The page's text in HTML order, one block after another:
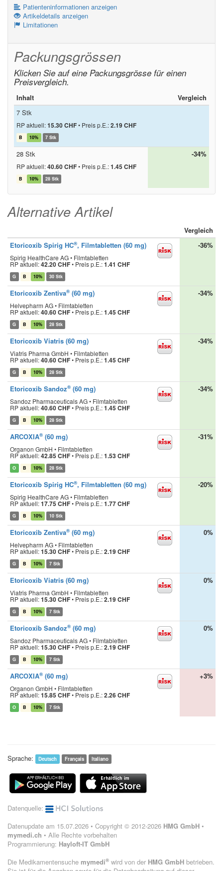
Patienteninformationen anzeigen
Artikeldetails anzeigen
Limitationen
Packungsgrössen
Klicken Sie auf eine Packungsgrösse für einen
Preisvergleich.
Inhalt
Vergleich
7 Stk
RP aktuell:15.30 CHF• Preis p.E.:2.19 CHF
B 10% 7 Stk
28 Stk
RP aktuell:40.60 CHF• Preis p.E.:1.45 CHF
B 10% 28 Stk
-34%
Alternative Artikel
Vergleich
Etoricoxib Spirig HC®, Filmtabletten (60 mg)
Spirig HealthCare AG • Filmtabletten
RP aktuell:42.20 CHF• Preis p.E.:1.41 CHF
G B 10% 30 Stk
-36%
Etoricoxib Zentiva® (60 mg)
Helvepharm AG • Filmtabletten
RP aktuell:40.60 CHF• Preis p.E.:1.45 CHF
G B 10% 28 Stk
-34%
Etoricoxib Viatris (60 mg)
Viatris Pharma GmbH • Filmtabletten
RP aktuell:40.60 CHF• Preis p.E.:1.45 CHF
G B 10% 28 Stk
-34%
Etoricoxib Sandoz® (60 mg)
Sandoz Pharmaceuticals AG • Filmtabletten
RP aktuell:40.60 CHF• Preis p.E.:1.45 CHF
G B 10% 28 Stk
-34%
ARCOXIA® (60 mg)
Organon GmbH • Filmtabletten
RP aktuell:42.85 CHF• Preis p.E.:1.53 CHF
O B 10% 28 Stk
-31%
Etoricoxib Spirig HC®, Filmtabletten (60 mg)
Spirig HealthCare AG • Filmtabletten
RP aktuell:17.75 CHF• Preis p.E.:1.77 CHF
G B 10% 10 Stk
-20%
Etoricoxib Zentiva® (60 mg)
Helvepharm AG • Filmtabletten
RP aktuell:15.30 CHF• Preis p.E.:2.19 CHF
G B 10% 7 Stk
0%
Etoricoxib Viatris (60 mg)
Viatris Pharma GmbH • Filmtabletten
RP aktuell:15.30 CHF• Preis p.E.:2.19 CHF
G B 10% 7 Stk
0%
Etoricoxib Sandoz® (60 mg)
Sandoz Pharmaceuticals AG • Filmtabletten
RP aktuell:15.30 CHF• Preis p.E.:2.19 CHF
G B 10% 7 Stk
0%
ARCOXIA® (60 mg)
Organon GmbH • Filmtabletten
RP aktuell:15.85 CHF• Preis p.E.:2.26 CHF
O B 10% 7 Stk
+3%
Sprache: Deutsch Français Italiano
Datenquelle:
Datenupdate am 15.07.2026 • Copyright © 2012-2026 HMG GmbH •
mymedi.ch • Alle Rechte vorbehalten
Programmierung: Hayloft-IT GmbH
Die Medikamentensuche mymedi® wird von der HMG GmbH betrieben.